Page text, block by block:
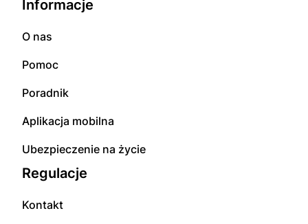
Informacje
O nas
Pomoc
Poradnik
Aplikacja mobilna
Ubezpieczenie na życie
Regulacje
Kontakt